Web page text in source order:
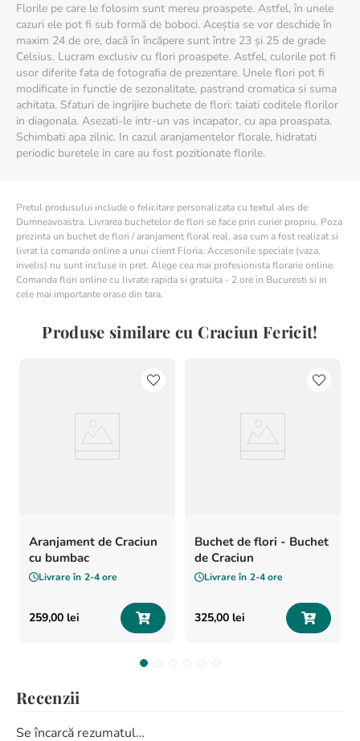
Confidentialitate garantata la trimiterea cadourilor
Calitate premium, flori proaspete selectate de floristi
profesionisti
Experienta si eleganta, Floria fiind Furnizor Oficial al Casei
Regale a Romaniei
Florile pe care le folosim sunt mereu proaspete. Astfel, în unele
cazuri ele pot fi sub formă de boboci. Aceștia se vor deschide în
maxim 24 de ore, dacă în încăpere sunt între 23 și 25 de grade
Celsius. Lucram exclusiv cu flori proaspete. Astfel, culorile pot fi
usor diferite fata de fotografia de prezentare. Unele flori pot fi
modificate in functie de sezonalitate, pastrand cromatica si suma
achitata. Sfaturi de ingrijire buchete de flori: taiati coditele florilor
in diagonala. Asezati-le intr-un vas incapator, cu apa proaspata.
Schimbati apa zilnic. In cazul aranjamentelor florale, hidratati
periodic buretele in care au fost pozitionate florile.
Pretul produsului include o felicitare personalizata cu textul ales de
Dumneavoastra. Livrarea buchetelor de flori se face prin curier propriu. Poza
prezinta un buchet de flori / aranjament floral real, asa cum a fost realizat si
livrat la comanda online a unui client Floria. Accesoriile speciale (vaza,
invelis) nu sunt incluse in pret. Alege cea mai profesionista florarie online.
Comanda flori online cu livrate rapida si gratuita - 2 ore in Bucuresti si in
cele mai importante orase din tara.
Produse similare cu Craciun Fericit!
Aranjament de Craciun
cu bumbac
Livrare în 2-4 ore
259,00 lei
Buchet de flori - Buchet
de Craciun
Livrare în 2-4 ore
325,00 lei
Recenzii
Se încarcă rezumatul…